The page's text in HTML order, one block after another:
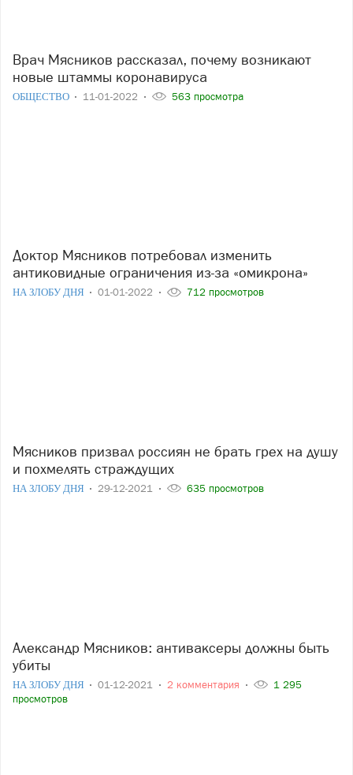
Врач Мясников рассказал, почему возникают
новые штаммы коронавируса
ОБЩЕСТВО 11-01-2022 563 просмотра
Доктор Мясников потребовал изменить
антиковидные ограничения из-за «омикрона»
НА ЗЛОБУ ДНЯ 01-01-2022 712 просмотров
Мясников призвал россиян не брать грех на душу
и похмелять страждущих
НА ЗЛОБУ ДНЯ 29-12-2021 635 просмотров
Александр Мясников: антиваксеры должны быть
убиты
НА ЗЛОБУ ДНЯ 01-12-2021 2 комментария
1 295
просмотров